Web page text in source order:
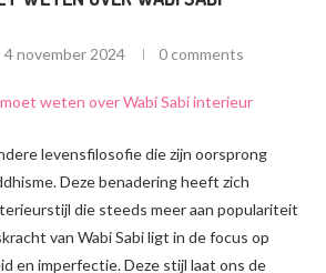
4 november 2024 0 comments
levensfilosofie die zijn oorsprong
Deze benadering heeft zich
die steeds meer aan populariteit
van Wabi Sabi ligt in de focus op
en imperfectie. Deze stijl laat ons de